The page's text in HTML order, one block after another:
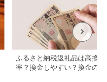
ふるさと納税返礼品は高換金
率？換金しやすい？換金の可